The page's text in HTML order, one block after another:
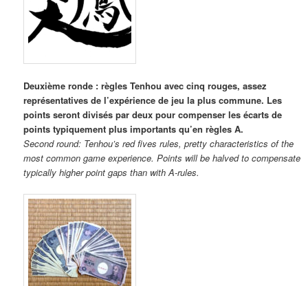
Deuxième ronde : règles Tenhou avec cinq rouges, assez
représentatives de l’expérience de jeu la plus commune. Les
points seront divisés par deux pour compenser les écarts de
points typiquement plus importants qu’en règles A.
Second round: Tenhou’s red fives rules, pretty characteristics of the
most common game experience. Points will be halved to compensate
typically higher point gaps than with A-rules.